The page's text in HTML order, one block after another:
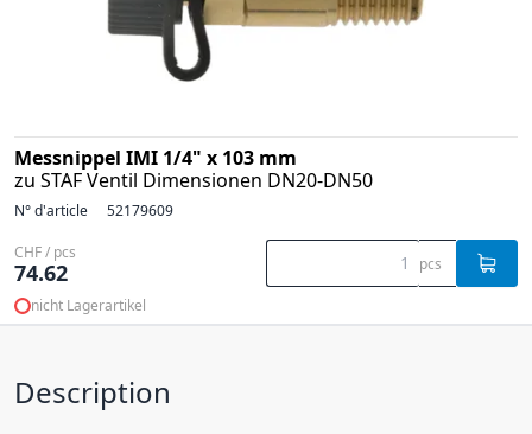
Messnippel IMI 1/4" x 103 mm
zu STAF Ventil Dimensionen DN20-DN50
N° d'article 52179609
CHF / pcs
74.62 pcs
nicht Lagerartikel
Description